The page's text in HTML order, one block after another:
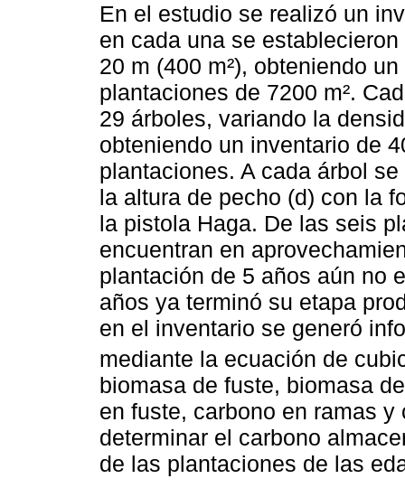
En el estudio se realizó un
en cada una se
20 m (400 m²), obteniendo
plantaciones de 7200 m².
29 árboles, variando la
obteniendo un inventario de
plantaciones. A cada árbol
la altura de pecho (d) con la
la pistola Haga. De las seis
encuentran en
plantación de 5 años aún no
años ya terminó su etapa
en el inventario se generó
mediante la ecuación de
biomasa de fuste, biomasa
en fuste, carbono en ramas
determinar el carbono
de las plantaciones de las